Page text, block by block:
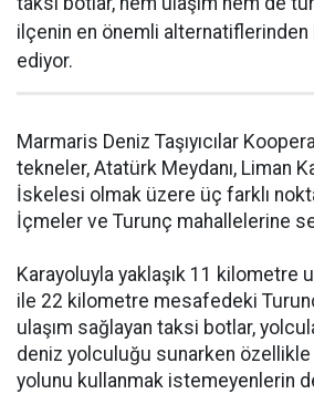
ilçenin en önemli alternatiflerinden
ediyor.
Marmaris Deniz Taşıyıcılar
tekneler, Atatürk Meydanı, Liman
İskelesi olmak üzere üç farklı
İçmeler ve Turunç mahallelerine
Karayoluyla yaklaşık 11 kilometre
ile 22 kilometre mesafedeki
ulaşım sağlayan taksi botlar,
deniz yolculuğu sunarken özellikle
yolunu kullanmak istemeyenlerin